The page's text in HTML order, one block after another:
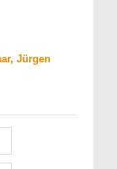
Jürgen